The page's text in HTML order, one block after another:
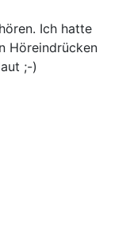
Ich hatte
Höreindrücken
;-)